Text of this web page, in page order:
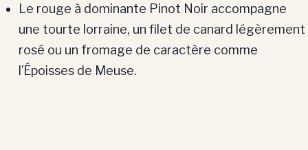
Le rouge à dominante Pinot Noir accompagne
une tourte lorraine, un filet de canard légèrement
rosé ou un fromage de caractère comme
l’Époisses de Meuse.